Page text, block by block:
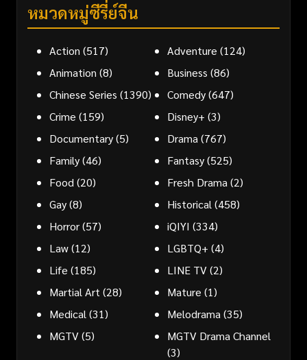
หมวดหมู่ซีรี่ย์จีน
Action (517) Adventure (124)
Animation (8) Business (86)
Chinese Series (1390) Comedy(647)
Crime (159) Disney+ (3)
Documentary(5) Drama (767)
Family(46) Fantasy(525)
Food (20) Fresh Drama (2)
Gay(8) Historical (458)
Horror(57) iQIYI (334)
Law(12) LGBTQ+ (4)
Life (185) LINE TV(2)
Martial Art (28) Mature (1)
Medical (31) Melodrama (35)
MGTV(5)
MGTV Drama Channel
(3)